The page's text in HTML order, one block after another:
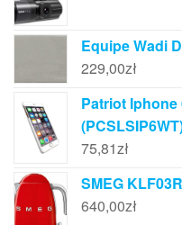
Equipe Wadi
229,00zł
Patriot Iphone
75,81zł
SMEG
640,00zł